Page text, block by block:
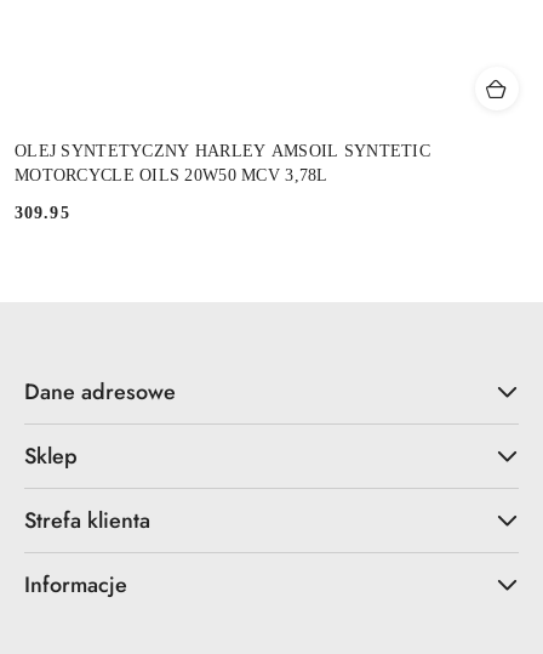
OLEJ SYNTETYCZNY HARLEY AMSOIL SYNTETIC
MOTORCYCLE OILS 20W50 MCV 3,78L
Cena:
309.95
Dane adresowe
Sklep
Strefa klienta
Informacje